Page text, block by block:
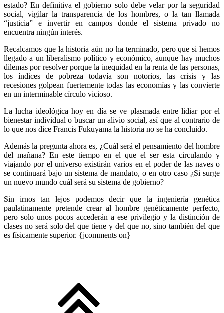
estado? En definitiva el gobierno solo debe velar por la seguridad
social, vigilar la transparencia de los hombres, o la tan llamada
“justicia” e invertir en campos donde el sistema privado no
encuentra ningún interés.
Recalcamos que la historia aún no ha terminado, pero que si hemos
llegado a un liberalismo político y económico, aunque hay muchos
dilemas por resolver porque la inequidad en la renta de las personas,
los índices de pobreza todavía son notorios, las crisis y las
recesiones golpean fuertemente todas las economías y las convierte
en un interminable círculo vicioso.
La lucha ideológica hoy en día se ve plasmada entre lidiar por el
bienestar individual o buscar un alivio social, así que al contrario de
lo que nos dice Francis Fukuyama la historia no se ha concluido.
Además la pregunta ahora es, ¿Cuál será el pensamiento del hombre
del mañana? En este tiempo en el que el ser esta circulando y
viajando por el universo existirán varios en el poder de las naves o
se continuará bajo un sistema de mandato, o en otro caso ¿Si surge
un nuevo mundo cuál será su sistema de gobierno?
Sin irnos tan lejos podemos decir que la ingeniería genética
paulatinamente pretende crear al hombre genéticamente perfecto,
pero solo unos pocos accederán a ese privilegio y la distinción de
clases no será solo del que tiene y del que no, sino también del que
es físicamente superior. {jcomments on}